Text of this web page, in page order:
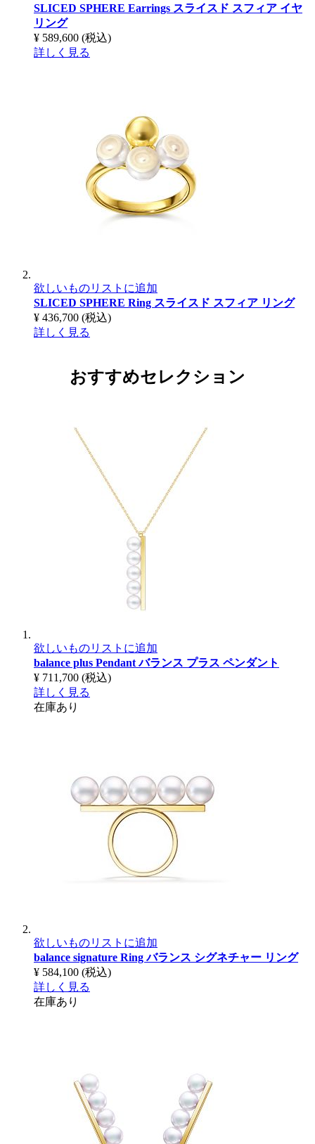
SLICED SPHERE Earrings スライスド スフィア イヤ
リング
¥ 589,600 (税込)
詳しく見る
欲しいものリストに追加
SLICED SPHERE Ring スライスド スフィア リング
¥ 436,700 (税込)
詳しく見る
おすすめセレクション
欲しいものリストに追加
balance plus Pendantバランス プラス ペンダント
¥ 711,700 (税込)
詳しく見る
在庫あり
欲しいものリストに追加
balance signature Ringバランス シグネチャー リング
¥ 584,100 (税込)
詳しく見る
在庫あり